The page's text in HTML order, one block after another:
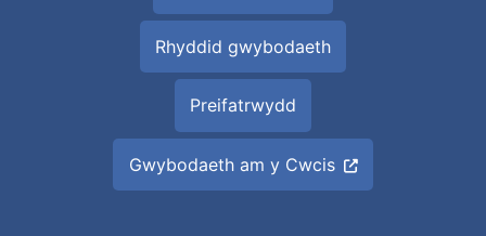
Rhyddid gwybodaeth
Preifatrwydd
Gwybodaeth am y Cwcis